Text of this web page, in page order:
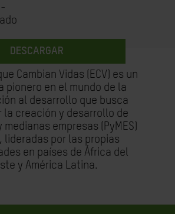
DESCARGAR
Cambian Vidas (ECV) es un
pionero en el mundo de la
al desarrollo que busca
la creación y desarrollo de
empresas (PyMES)
lideradas por las propias
en países de África del
y América Latina.